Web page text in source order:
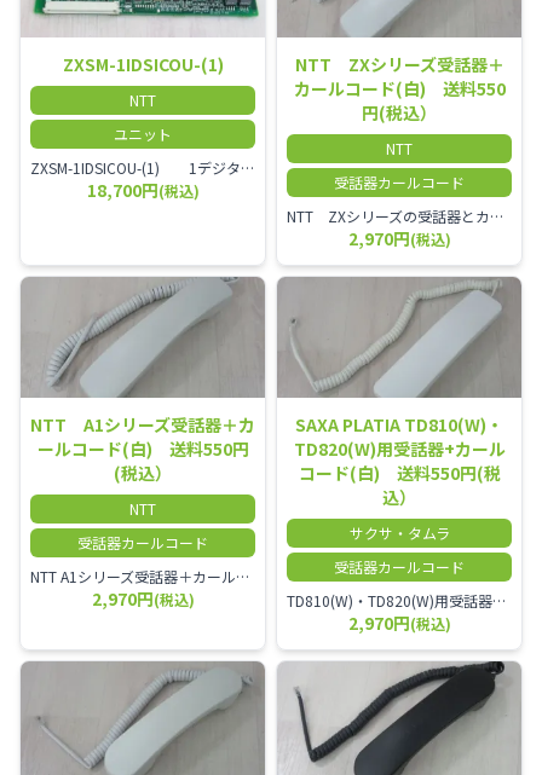
ZXSM-1IDSICOU-(1)
NTT
ユニット
ZXSM-1IDSICOU-(1) 1デジタル局線ユニット
18,700円(税込)
NTT ZXシリーズ受話器＋
カールコード(白) 送料550
円(税込）
NTT
受話器カールコード
NTT ZXシリーズの受話器とカールコードセット／本商品は中古品となります。 写真では分かりにくいキズ・汚れなどの使用感があります。 経年変化で日焼けの色味が強くなる場合がございます。 予めご理解・ご了承頂きますようお願いいたします。
2,970円(税込)
NTT A1シリーズ受話器＋カ
ールコード(白) 送料550円
(税込）
NTT
受話器カールコード
NTT A1シリーズ受話器＋カールコード セット／本商品は中古品となります。 写真では分かりにくいキズ・汚れなどの使用感があります。 経年変化で日焼けの色味が強くなる場合がございます。 予めご理解・ご了承頂きますようお願いいたします。
2,970円(税込)
SAXA PLATIA TD810(W)・
TD820(W)用受話器+カール
コード(白) 送料550円(税
込）
サクサ・タムラ
受話器カールコード
TD810(W)・TD820(W)用受話器＋カールコード セット／本商品は中古品となります。 写真では分かりにくいキズ・汚れなどの使用感があります。 予めご理解・ご了承頂きますようお願いいたします。
2,970円(税込)